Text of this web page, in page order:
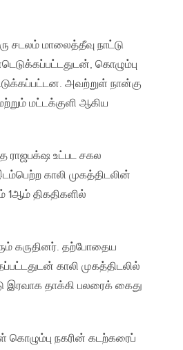
மாலைத்தீவு நாட்டு
கொழும்பு
அவற்றுள் நான்கு
மட்டக்குளி ஆகிய
ராஜபக்‌ஷ உட்பட சகல
காலி முகத்திடலின்
திகதிகளில்
கருதினர். தற்போதைய
காலி முகத்திடலில்
இரவாக தாக்கி பலரைக் கைது
கொழும்பு நகரின் கடற்கரைப்